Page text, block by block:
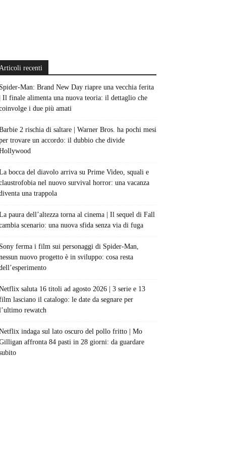
recenti
Spider-Man: Brand New Day riapre una vecchia ferita
| Il finale alimenta una nuova teoria: il dettaglio che
i due più amati
2 rischia di saltare | Warner Bros. ha pochi mesi
trovare un accordo: il dubbio che divide
bocca del diavolo arriva su Prime Video, squali e
nel nuovo survival horror: una vacanza
una trappola
paura dell’altezza torna al cinema | Il sequel di Fall
scenario: una nuova sfida senza via di fuga
Sony ferma i film sui personaggi di Spider-Man,
nuovo progetto è in sviluppo: cosa resta
saluta 16 titoli ad agosto 2026 | 3 serie e 13
lasciano il catalogo: le date da segnare per
rewatch
indaga sul lato oscuro del pollo fritto | Mo
affronta 84 pasti in 28 giorni: da guardare